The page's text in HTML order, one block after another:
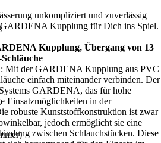
unkompliziert und zuverlässig
Kupplung für Dich ins Spiel.
Kupplung, Übergang von 13
Mit der GARDENA Kupplung aus PVC
einfach miteinander verbinden. Der
GARDENA, das für hohe
Einsatzmöglichkeiten in der
robuste Kunststoffkonstruktion ist zwar
jedoch ermöglicht sie eine
zwischen Schlauchstücken. Diese